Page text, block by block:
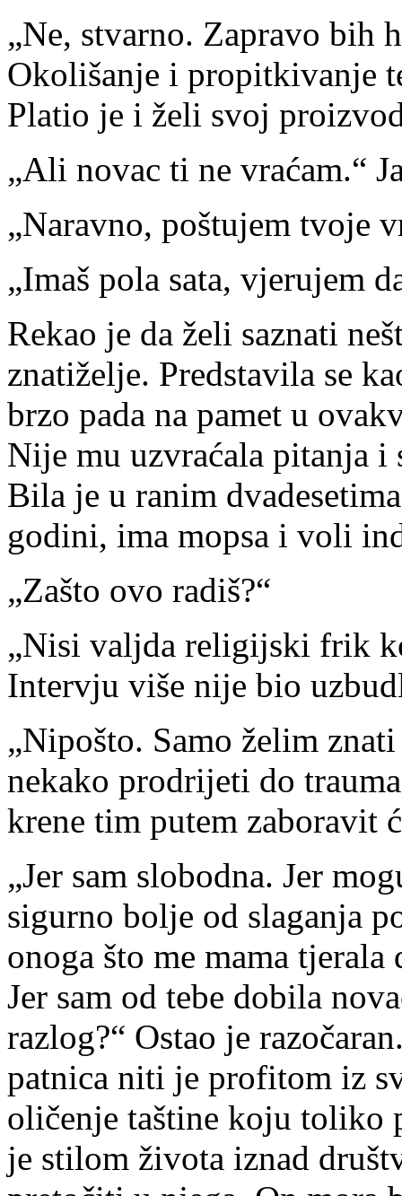
„Ne, stvarno. Zapravo bih
Okolišanje i propitkivanje
Platio je i želi svoj
„Ali novac ti ne vraćam.“
„Naravno, poštujem tvoje
„Imaš pola sata, vjerujem
Rekao je da želi saznati
znatiželje. Predstavila se
brzo pada na pamet u
Nije mu uzvraćala pitanja i
Bila je u ranim
godini, ima mopsa i voli
„Zašto ovo radiš?“
„Nisi valjda religijski frik
Intervju više nije bio
„Nipošto. Samo želim
nekako prodrijeti do
krene tim putem zaboravit
„Jer sam slobodna. Jer
sigurno bolje od slaganja
onoga što me mama
Jer sam od tebe dobila
razlog?“ Ostao je
patnica niti je profitom iz
oličenje taštine koju toliko
je stilom života iznad